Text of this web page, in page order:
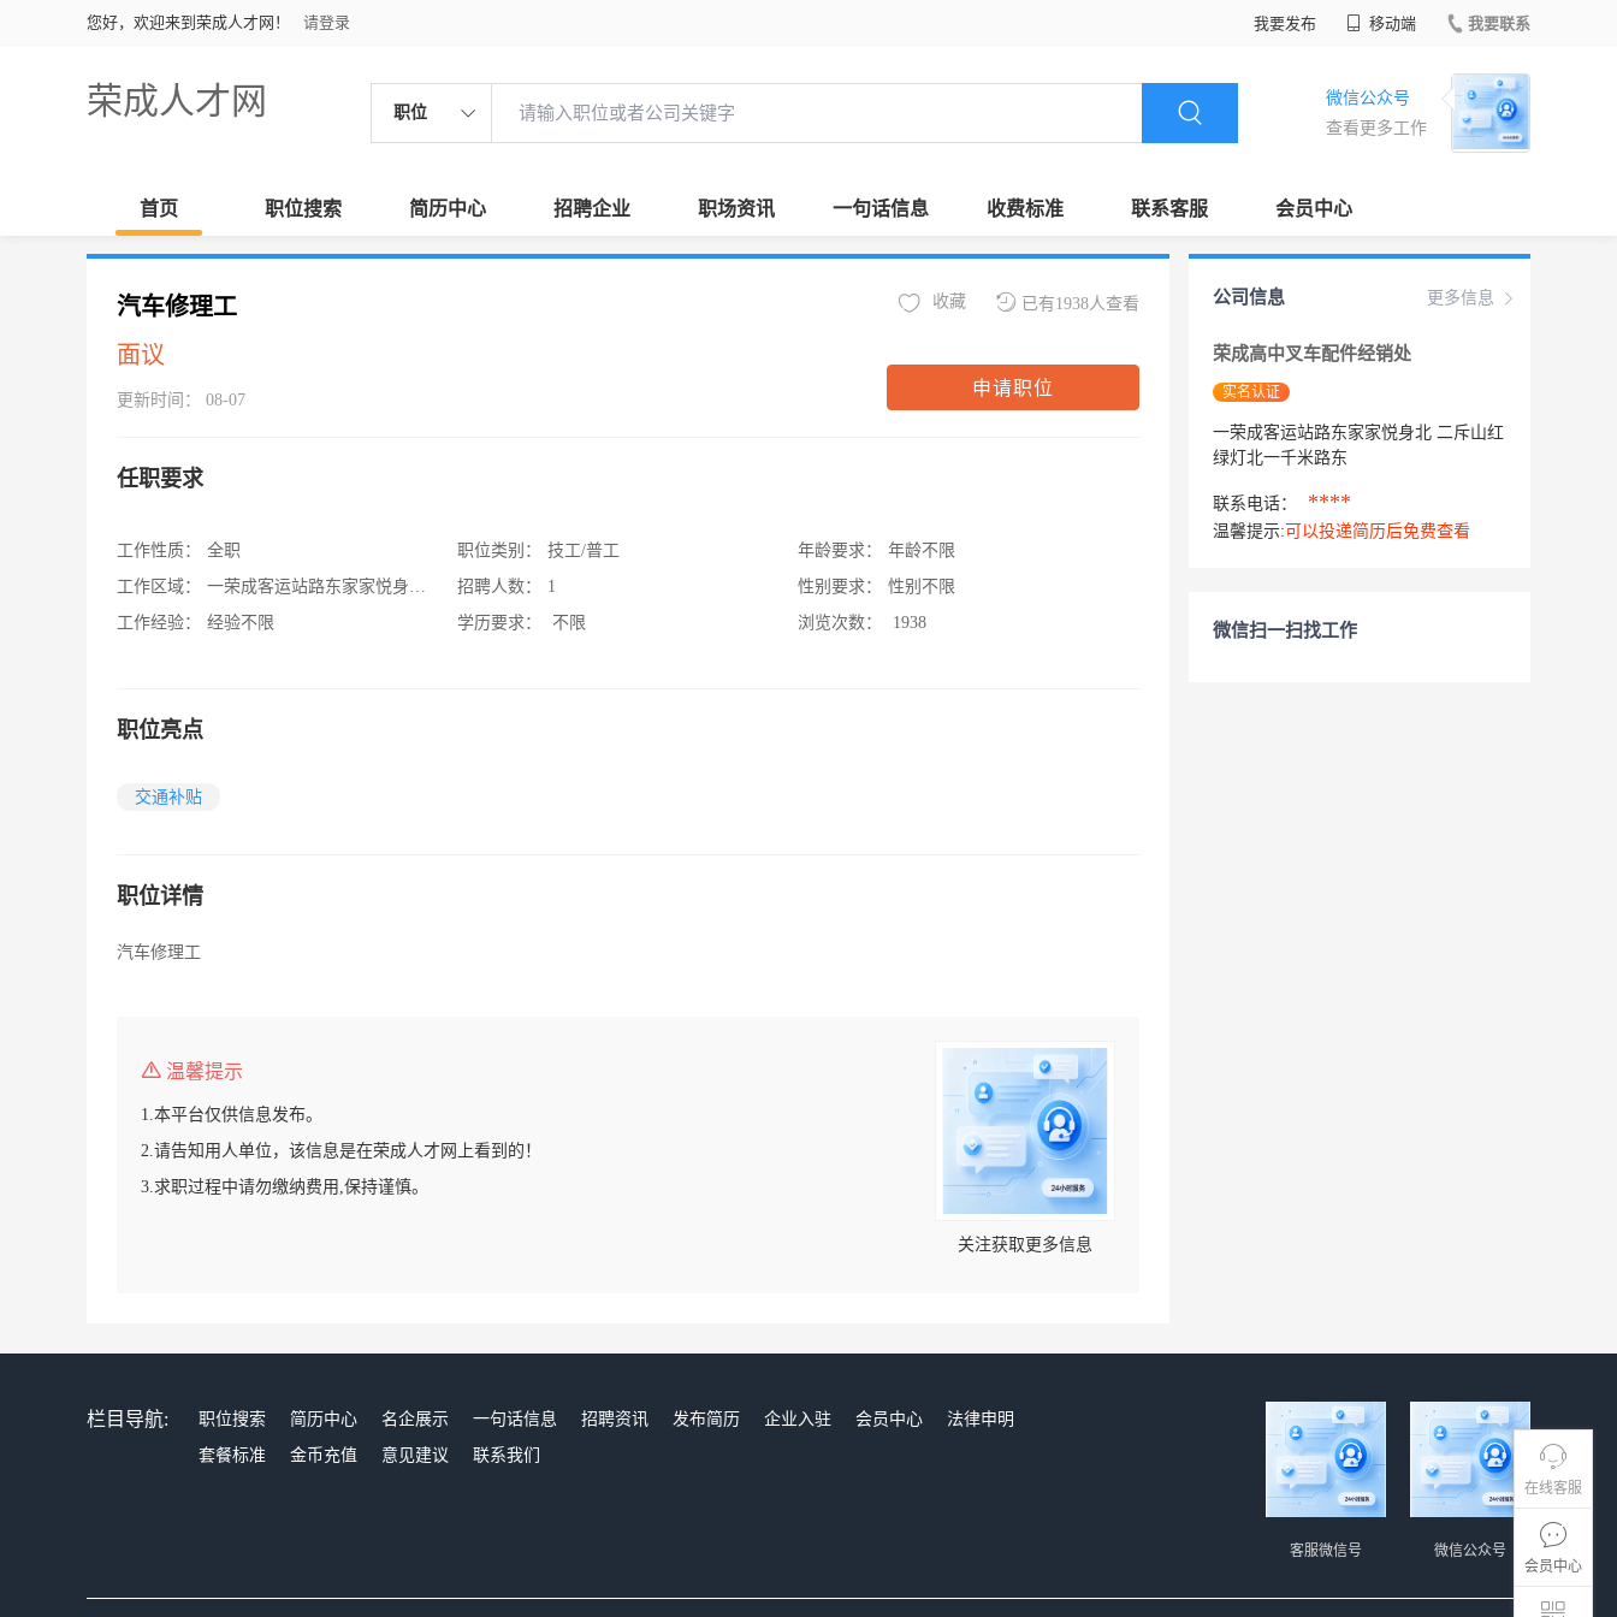
您好，欢迎来到荣成人才网！ 请登录 我要发布 移动端 我要联系
荣成人才网 职位
微信公众号
查看更多工作
首页 职位搜索 简历中心 招聘企业 职场资讯 一句话信息 收费标准 联系客服 会员中心
在线客服
会员中心
汽车修理工
面议
更新时间： 08-07
已有1938人查看
收藏
申请职位
任职要求
工作性质：
全职
工作区域：
一荣成客运站路东家家悦身北 二斥山红绿灯北一千米路东
工作经验：
经验不限
职位类别：
技工/普工
招聘人数：
1
学历要求：
不限
年龄要求：
年龄不限
性别要求：
性别不限
浏览次数：
1938
职位亮点
交通补贴
职位详情
汽车修理工
温馨提示
1.本平台仅供信息发布。
2.请告知用人单位，该信息是在荣成人才网上看到的！
3.求职过程中请勿缴纳费用,保持谨慎。
关注获取更多信息
更多信息
公司信息
荣成高中叉车配件经销处
实名认证
一荣成客运站路东家家悦身北 二斥山红
绿灯北一千米路东
联系电话： ****
温馨提示: 可以投递简历后免费查看
微信扫一扫找工作
栏目导航: 职位搜索 简历中心 名企展示 一句话信息 招聘资讯 发布简历 企业入驻 会员中心
法律申明
套餐标准
金币充值 意见建议 联系我们
微信公众号
客服微信号